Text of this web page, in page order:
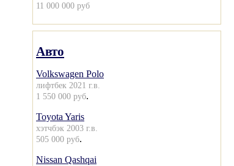
11 000 000 руб
Авто
Volkswagen Polo
лифтбек 2021 г.в.
1 550 000 руб.
Toyota Yaris
хэтчбэк 2003 г.в.
505 000 руб.
Nissan Qashqai